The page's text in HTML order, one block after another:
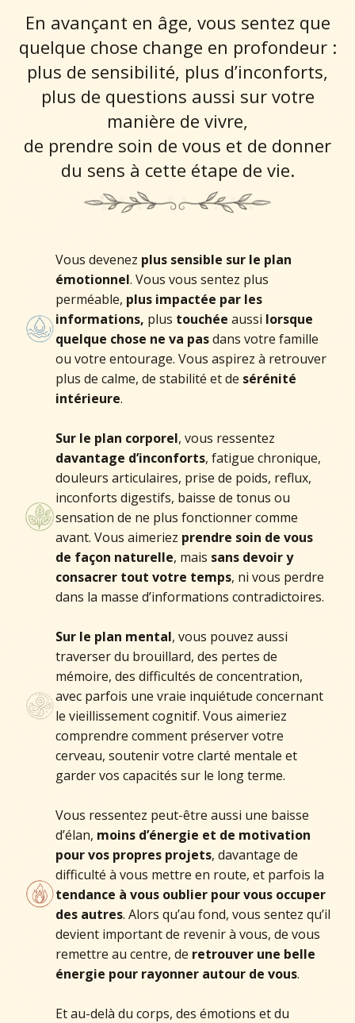
En avançant en âge, vous sentez que
quelque chose change en profondeur :
plus de sensibilité, plus d’inconforts,
plus de questions aussi sur votre
manière de vivre,
de prendre soin de vous et de donner
du sens à cette étape de vie.
Vous devenez plus sensible sur le plan
émotionnel. Vous vous sentez plus
perméable, plus impactée par les
informations, plus touchée aussi lorsque
quelque chose ne va pasdans votre famille
ou votre entourage. Vous aspirez à retrouver
plus de calme, de stabilité et de sérénité
intérieure.
Sur le plan corporel, vous ressentez
davantage d’inconforts, fatigue chronique,
douleurs articulaires, prise de poids, reflux,
inconforts digestifs, baisse de tonus ou
sensation de ne plus fonctionner comme
avant. Vous aimeriez prendre soin de vous
de façon naturelle, mais sans devoir y
consacrer tout votre temps, ni vous perdre
dans la masse d’informations contradictoires.
Sur le plan mental, vous pouvez aussi
traverser du brouillard, des pertes de
mémoire, des difficultés de concentration,
avec parfois une vraie inquiétude concernant
le vieillissement cognitif. Vous aimeriez
comprendre comment préserver votre
cerveau, soutenir votre clarté mentale et
garder vos capacités sur le long terme.
Vous ressentez peut-être aussi une baisse
d’élan, moins d’énergie et de motivation
pour vos propres projets, davantage de
difficulté à vous mettre en route, et parfois la
tendance à vous oublier pour vous occuper
des autres. Alors qu’au fond, vous sentez qu’il
devient important de revenir à vous, de vous
remettre au centre, de retrouver une belle
énergie pour rayonner autour de vous.
Et au-delà du corps, des émotions et du